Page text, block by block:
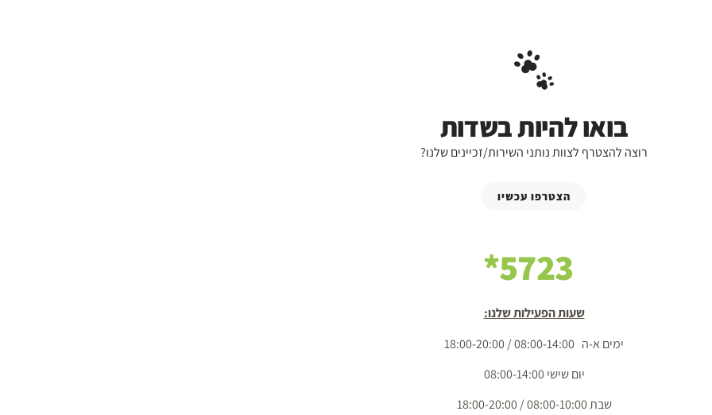
בואו להיות בשדות
רוצה להצטרף לצוות נותני השירות/זכיינים שלנו?
הצטרפו עכשיו
5723*
שעות הפעילות שלנו:
ימים א-ה 08:00-14:00 / 18:00-20:00
יום שישי 08:00-14:00
שבת 08:00-10:00 / 18:00-20:00